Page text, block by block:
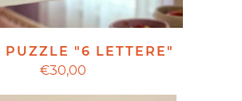
PUZZLE "6 LETTERE"
€30,00